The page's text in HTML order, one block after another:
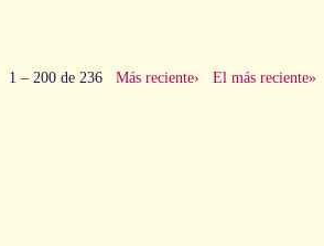
1 – 200 de 236 Más reciente› El más reciente»